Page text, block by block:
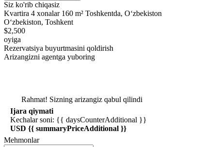
Siz ko'rib chiqasiz
Kvartira 4 xonalar 160 m² Toshkentda, Oʻzbekiston
Oʻzbekiston, Toshkent
$2,500
oyiga
Rezervatsiya buyurtmasini qoldirish
Arizangizni agentga yuboring
Rahmat! Sizning arizangiz qabul qilindi
Ijara qiymati
Kechalar soni: {{ daysCounterAdditional }}
USD {{ summaryPriceAdditional }}
Mehmonlar